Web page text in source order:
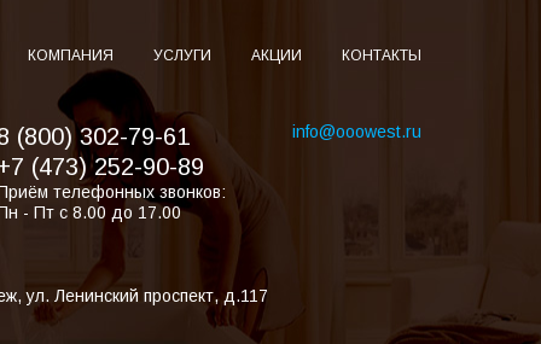
КОМПАНИЯ УСЛУГИ АКЦИИ КОНТАКТЫ
(800) 302-79-61
(473) 252-90-89
телефонных звонков:
- Пт с 8.00 до 17.00
info@ooowest.ru
,ул. Ленинский проспект, д.117